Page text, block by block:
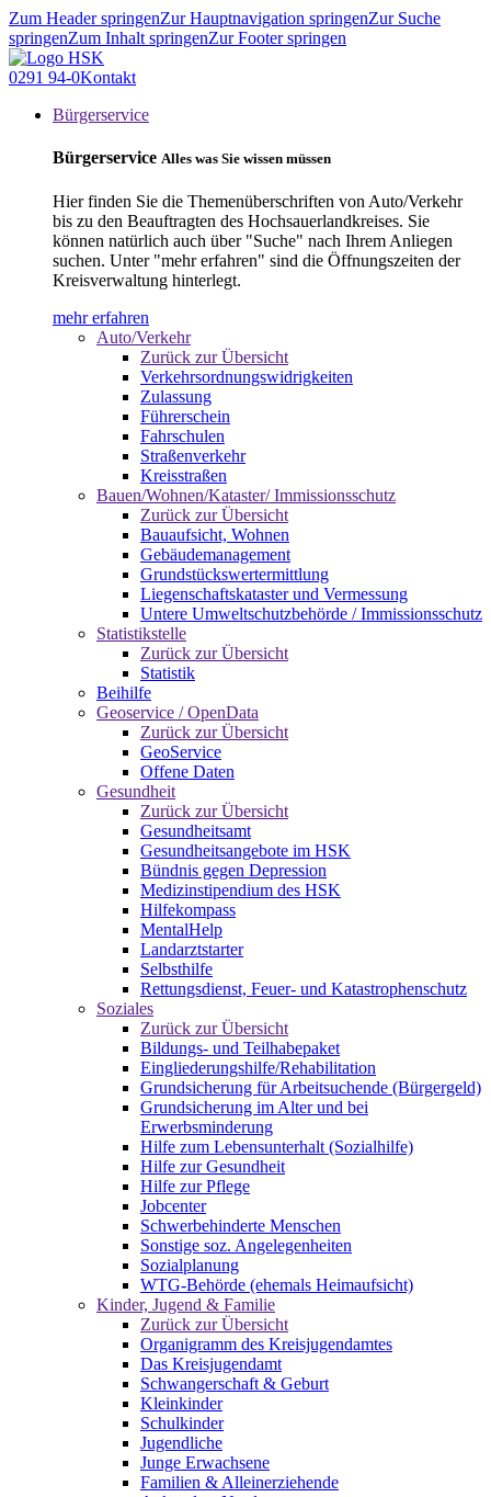
Zum Header springenZur Hauptnavigation springenZur Suche
springenZum Inhalt springenZur Footer springen
0291 94-0Kontakt
Bürgerservice
Bürgerservice Alles was Sie wissen müssen
Hier finden Sie die Themenüberschriften von Auto/Verkehr
bis zu den Beauftragten des Hochsauerlandkreises. Sie
können natürlich auch über "Suche" nach Ihrem Anliegen
suchen. Unter "mehr erfahren" sind die Öffnungszeiten der
Kreisverwaltung hinterlegt.
mehr erfahren
Auto/Verkehr
Zurück zur Übersicht
Verkehrsordnungswidrigkeiten
Zulassung
Führerschein
Fahrschulen
Straßenverkehr
Kreisstraßen
Bauen/Wohnen/Kataster/ Immissionsschutz
Zurück zur Übersicht
Bauaufsicht, Wohnen
Gebäudemanagement
Grundstückswertermittlung
Liegenschaftskataster und Vermessung
Untere Umweltschutzbehörde / Immissionsschutz
Statistikstelle
Zurück zur Übersicht
Statistik
Beihilfe
Geoservice / OpenData
Zurück zur Übersicht
GeoService
Offene Daten
Gesundheit
Zurück zur Übersicht
Gesundheitsamt
Gesundheitsangebote im HSK
Bündnis gegen Depression
Medizinstipendium des HSK
Hilfekompass
MentalHelp
Landarztstarter
Selbsthilfe
Rettungsdienst, Feuer- und Katastrophenschutz
Soziales
Zurück zur Übersicht
Bildungs- und Teilhabepaket
Eingliederungshilfe/Rehabilitation
Grundsicherung für Arbeitsuchende (Bürgergeld)
Grundsicherung im Alter und bei
Erwerbsminderung
Hilfe zum Lebensunterhalt (Sozialhilfe)
Hilfe zur Gesundheit
Hilfe zur Pflege
Jobcenter
Schwerbehinderte Menschen
Sonstige soz. Angelegenheiten
Sozialplanung
WTG-Behörde (ehemals Heimaufsicht)
Kinder, Jugend & Familie
Zurück zur Übersicht
Organigramm des Kreisjugendamtes
Das Kreisjugendamt
Schwangerschaft & Geburt
Kleinkinder
Schulkinder
Jugendliche
Junge Erwachsene
Familien & Alleinerziehende